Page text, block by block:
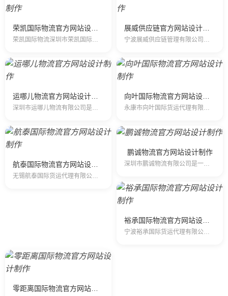
鹏诚物流官方网站设计制作
深圳市鹏诚物流有限公司是一家专业提供国际快递、空运、海运服务的公司，是国际五大快递DHL、UPS、FedEx、TNT、EMS的一级代理商，拥有多条快递…
宁波裕承国际货运代理有限公司是一家专业的国际物流服务公司。公司整合全球的物流网络并实现24小时的全方位跟踪以确保客户的全球物流服务。我司承办国…